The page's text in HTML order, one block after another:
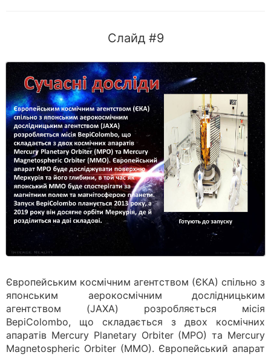
Слайд #9
Європейським космічним агентством (ЄКА) спільно з
японським аерокосмічним дослідницьким
агентством (JAXA) розробляється місія
BepiColombo, що складається з двох космічних
апаратів Mercury Planetary Orbiter (MPO) та Mercury
Magnetospheric Orbiter (MMO). Європейський апарат